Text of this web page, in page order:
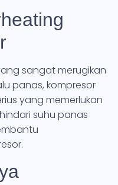
sangat merugikan
panas, kompresor
yang memerlukan
suhu panas